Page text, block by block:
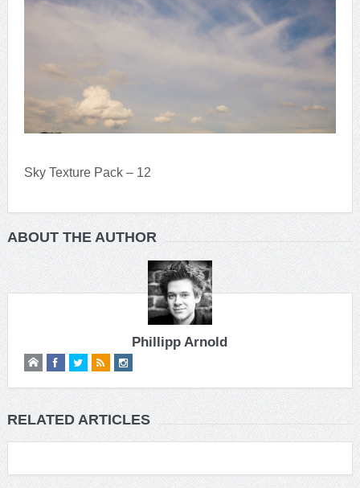
Sky Texture Pack – 12
ABOUT THE AUTHOR
Phillipp Arnold
RELATED ARTICLES